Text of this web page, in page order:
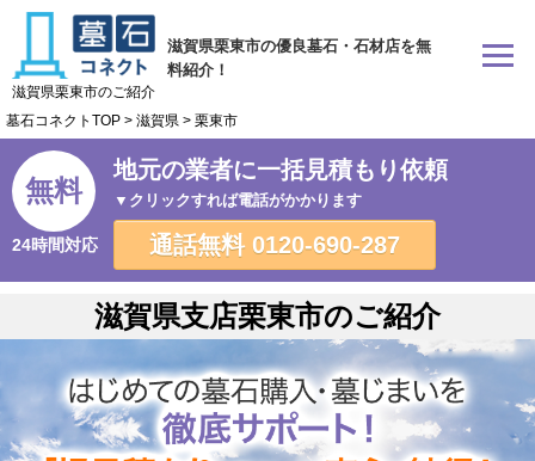
滋賀県栗東市の優良墓石・石材店を無
料紹介！
滋賀県栗東市のご紹介
墓石コネクトTOP > 滋賀県 > 栗東市
無料
24時間対応
地元の業者に一括見積もり依頼
▼クリックすれば電話がかかります
通話無料 0120-690-287
滋賀県支店栗東市のご紹介